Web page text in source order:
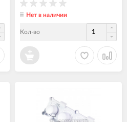
Нет в наличии
Кол-во